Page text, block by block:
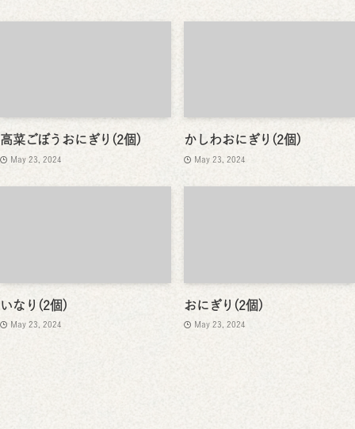
高菜ごぼうおにぎり(2個)
May 23, 2024
かしわおにぎり(2個)
May 23, 2024
いなり(2個)
May 23, 2024
おにぎり(2個)
May 23, 2024